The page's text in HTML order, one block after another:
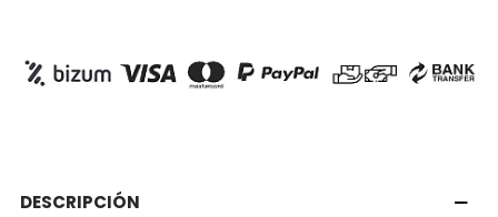
DESCRIPCIÓN